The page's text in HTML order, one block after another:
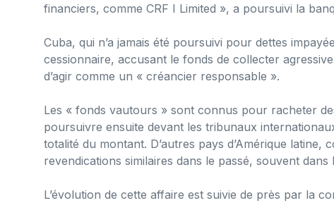
financiers, comme CRF I Limited », a poursuivi la
Cuba, qui n’a jamais été poursuivi pour dettes
cessionnaire, accusant le fonds de collecter
d’agir comme un « créancier responsable ».
Les « fonds vautours » sont connus pour racheter
poursuivre ensuite devant les tribunaux
totalité du montant. D’autres pays d’Amérique latine,
revendications similaires dans le passé, souvent
L’évolution de cette affaire est suivie de près par la